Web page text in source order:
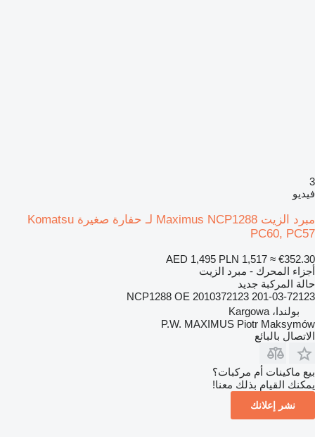
3
فيديو
مبرد الزيت Maximus NCP1288 لـ حفارة صغيرة Komatsu
PC60, PC57
AED 1,495 PLN 1,517 ≈ €352.30
أجزاء المحرك - مبرد الزيت
حالة المركبة جديد
NCP1288 OE 2010372123 201-03-72123
بولندا، Kargowa
P.W. MAXIMUS Piotr Maksymów
الاتصال بالبائع
بيع ماكينات أم مركبات؟
يمكنك القيام بذلك معنا!
نشر إعلانك